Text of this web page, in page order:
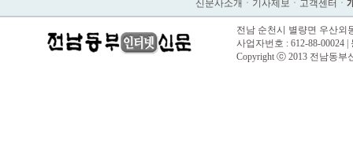
신문사소개 ㆍ 기사제보 ㆍ 고객센터 ㆍ
전남 순천시 별량면 우산외
사업자번호 : 612-88-00024
Copyright ⓒ 2013 전남동부